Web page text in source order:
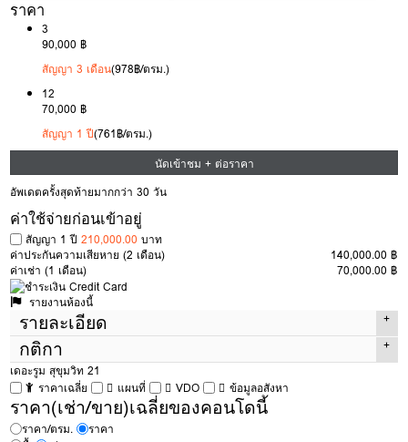
ราคา
3
90,000 ฿
สัญญา 3 เดือน(978฿/ตรม.)
12
70,000 ฿
สัญญา 1 ปี(761฿/ตรม.)
นัดเข้าชม + ต่อราคา
อัพเดตครั้งสุดท้ายมากกว่า 30 วัน
ค่าใช้จ่ายก่อนเข้าอยู่
สัญญา 1 ปี210,000.00 บาท
ค่าประกันความเสียหาย(2 เดือน)
140,000.00 ฿
ค่าเช่า(1 เดือน)
70,000.00 ฿
รายงานห้องนี้
รายละเอียด
ประเภทห้อง
2 Beds
พื้นที่
ตึก
ชั้น
กติกา
กติกาในการเข้าชมห้องเพื่อเช่าของ Condothai
มีค่าเปิดห้อง 300 บาทหากถูกใจและทำสัญญาค่าเปิดห้องนี้จะนำไปหักจากค่า
ใช้จ่ายได้เต็มจำนวน แต่หากไม่ถูกใจ 300 บาทนี้จะเป็นค่าดำเนินการในการ
เปิดห้องครับ
เดอะรูม สุขุมวิท 21
ราคาเฉลี่ย
แผนที่ VDO ข้อมูลอสังหา
ราคา(เช่า/ขาย)เฉลี่ยของคอนโดนี้
ราคา/ตรม.
ราคา